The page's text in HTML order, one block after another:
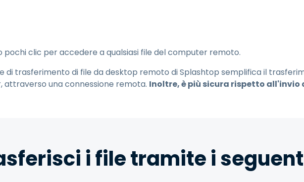
Wacom
Accesso remoto al
laboratorio
Sicurezza degli endpoint
pochi clic per accedere a qualsiasi file del computer remoto.
di trasferimento di file da desktop remoto di Splashtop semplifica il
attraverso una connessione remota. Inoltre, è più sicura rispetto all'invio
i file tramite i